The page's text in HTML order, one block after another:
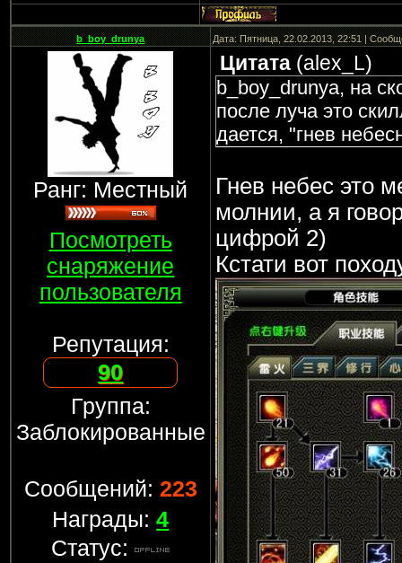
b_boy_drunya Дата: Пятница, 22.02.2013, 22:51 |
Ранг: Местный
Посмотреть
снаряжение
пользователя
Репутация:
90
Группа:
Заблокированные
Сообщений: 223
Награды:4
Статус:
Цитата(alex_L)
b_boy_drunya, на
после луча это
дается, "гнев
Гнев небес это
молнии, а я
цифрой 2)
Кстати вот